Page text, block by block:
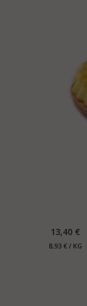
13,40 €
8,93 € / KG